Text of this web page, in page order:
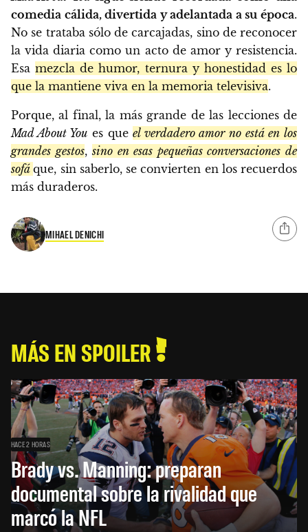
comedia cálida, divertida y adelantada a su época.
No se trataba sólo de carcajadas, sino de reconocer
la vida diaria como un acto de amor y resistencia.
Esamezcla de humor, ternura y honestidad es lo
que la mantiene viva en la memoria televisiva.
Porque, al final, la más grande de las lecciones de
Mad About You es queel verdadero amor no está en los
grandes gestos,sino en esas pequeñas conversaciones de
sofáque, sin saberlo, se convierten en los recuerdos
más duraderos.
MIHAEL DENICHI
MÁS EN SPOILER
HACE 2 HORAS
Brady vs. Manning: preparan
documental sobre la rivalidad que
marcó la NFL